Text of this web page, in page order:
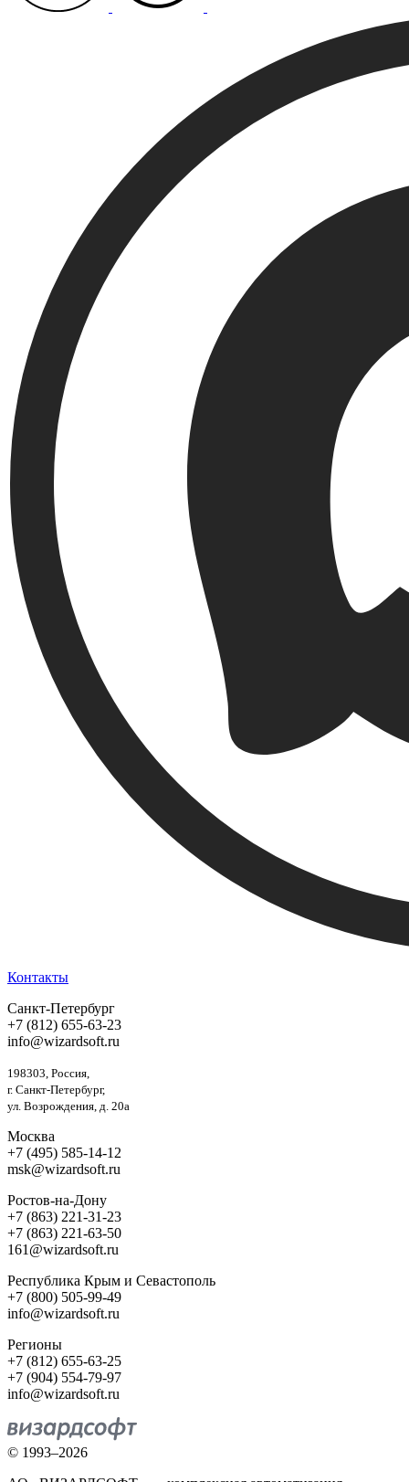
Контакты
Санкт-Петербург
+7 (812) 655-63-23
info@wizardsoft.ru
198303, Россия,
г. Санкт-Петербург,
ул. Возрождения, д. 20а
Москва
+7 (495) 585-14-12
msk@wizardsoft.ru
Ростов-на-Дону
+7 (863) 221-31-23
+7 (863) 221-63-50
161@wizardsoft.ru
Республика Крым и Севастополь
+7 (800) 505-99-49
info@wizardsoft.ru
Регионы
+7 (812) 655-63-25
+7 (904) 554-79-97
info@wizardsoft.ru
© 1993–2026